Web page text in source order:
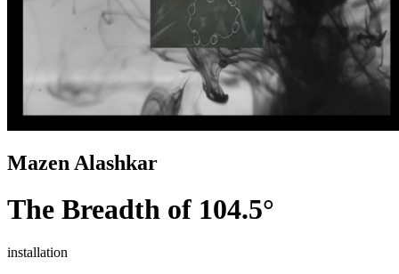
Mazen Alashkar
The Breadth of 104.5°
installation